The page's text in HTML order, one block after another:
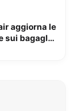
aggiorna le
sui bagagli